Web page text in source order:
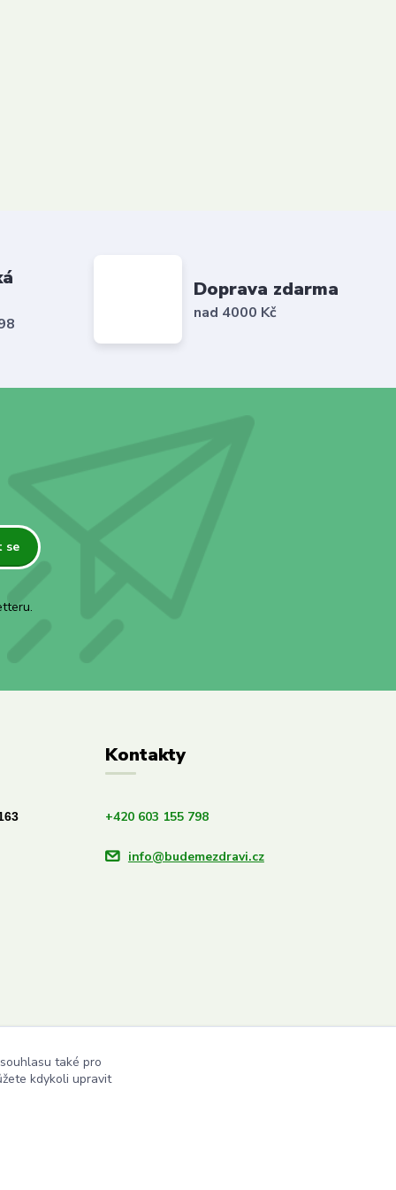
Doprava zdarma
nad 4000 Kč
se
Kontakty
+420 603 155 798
info@budemezdravi.cz
také pro
kdykoli upravit